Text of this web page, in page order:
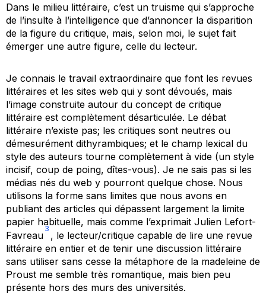
Dans le milieu littéraire, c’est un truisme qui s’approche
de l’insulte à l’intelligence que d’annoncer la disparition
de la figure du critique, mais, selon moi, le sujet fait
émerger une autre figure, celle du lecteur.
Je connais le travail extraordinaire que font les revues
littéraires et les sites web qui y sont dévoués, mais
l’image construite autour du concept de critique
littéraire est complètement désarticulée. Le débat
littéraire n’existe pas; les critiques sont neutres ou
démesurément dithyrambiques; et le champ lexical du
style des auteurs tourne complètement à vide (un style
incisif, coup de poing, dîtes-vous). Je ne sais pas si les
médias nés du web y pourront quelque chose. Nous
utilisons la forme sans limites que nous avons en
publiant des articles qui dépassent largement la limite
papier habituelle, mais comme l’exprimait Julien Lefort-
Favreau
3
, le lecteur/critique capable de lire une revue
littéraire en entier et de tenir une discussion littéraire
sans utiliser sans cesse la métaphore de la madeleine de
Proust me semble très romantique, mais bien peu
présente hors des murs des universités.